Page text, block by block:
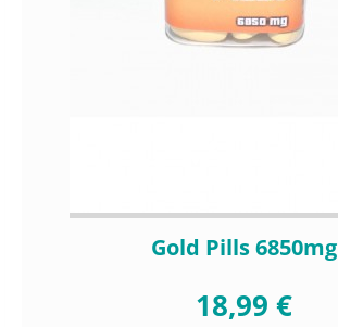
Gold Pills 6850mg
18,99 €